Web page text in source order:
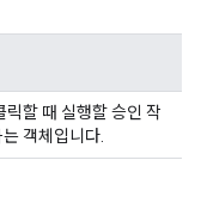
릭할 때 실행할 승인 작
객체입니다.